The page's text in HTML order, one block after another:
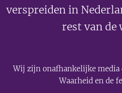
verspreiden in
rest van de
Wij zijn onafhankelijke media
Waarheid en de